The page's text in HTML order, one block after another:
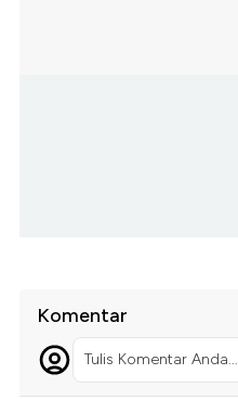
Komentar
Tulis Komentar Anda...